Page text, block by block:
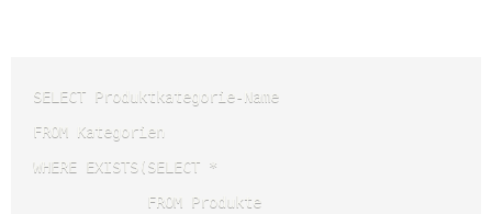
SELECT Produktkategorie-Name
FROM Kategorien
WHERE EXISTS(SELECT *
             FROM Produkte